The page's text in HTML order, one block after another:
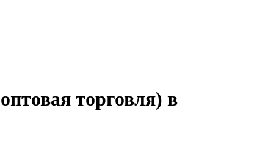
торговля) в